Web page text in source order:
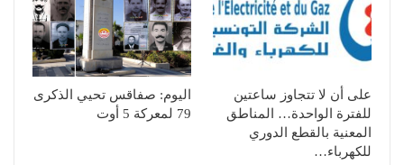
على أن لا تتجاوز ساعتين
للفترة الواحدة… المناطق
المعنية بالقطع الدوري
للكهرباء…
اليوم: صفاقس تحيي الذكرى
79 لمعركة 5 أوت